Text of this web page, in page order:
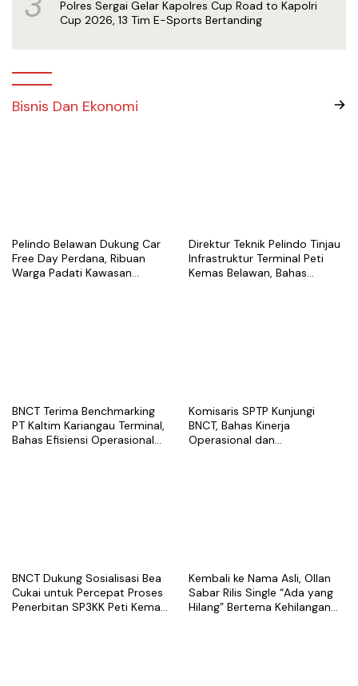
Polres Sergai Gelar Kapolres Cup Road to Kapolri
Cup 2026, 13 Tim E-Sports Bertanding
Bisnis Dan Ekonomi
Pelindo Belawan Dukung Car
Free Day Perdana, Ribuan
Warga Padati Kawasan
Direktur Teknik Pelindo Tinjau
Infrastruktur Terminal Peti
Kemas Belawan, Bahas
BNCT Terima Benchmarking
PT Kaltim Kariangau Terminal,
Bahas Efisiensi Operasional
Komisaris SPTP Kunjungi
BNCT, Bahas Kinerja
Operasional dan
BNCT Dukung Sosialisasi Bea
Cukai untuk Percepat Proses
Penerbitan SP3KK Peti Kemas
Kembali ke Nama Asli, Ollan
Sabar Rilis Single “Ada yang
Hilang” Bertema Kehilangan